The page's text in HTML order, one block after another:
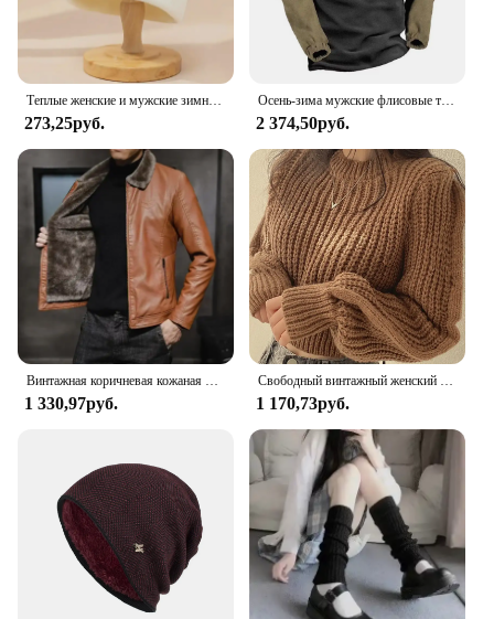
273,25руб.
Осень-зима мужские флисовые толстовки с полумолнией в стиле пэчворк пуловеры пальто мужские модные уличные теплые толстовки мужские повседневные толстовки
2 374,50руб.
Винтажная коричневая кожаная куртка, мужская зимняя куртка с воротником из искусственного меха, ветрозащитное теплое пальто, мужская роскошная брендовая одежда chaqueta cuero hombre
1 330,97руб.
Свободный винтажный женский свитер в стиле Харадзюку с длинными рукавами-фонариками, вязаная одежда в Корейском стиле на осень и зиму, мягкие теплые топы, шикарный Однотонный женский свитер
1 170,73руб.